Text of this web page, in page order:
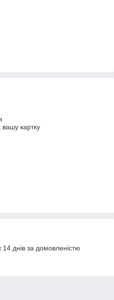
вашу картку
днів за домовленістю